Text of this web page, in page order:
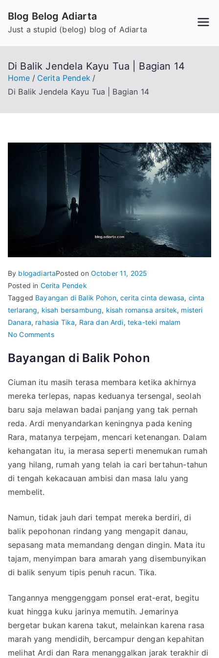
content
Blog Belog Adiarta
Just a stupid (belog) blog of Adiarta
Di Balik Jendela Kayu Tua | Bagian 14
Home
Cerita Pendek
Di Balik Jendela Kayu Tua | Bagian 14
By blogadiartaPosted on October 11, 2025
Posted in Cerita Pendek
Tagged Bayangan di Balik Pohon,cerita cinta dewasa, cinta
terlarang, kisah bersambung, kisah romansa arsitek, misteri
Danara, rahasia Tika, Rara dan Ardi, teka-teki malam
No Commentson
Balik
Kayu
Tua
|
Bayangan di Balik Pohon
Ciuman itu masih terasa membara ketika akhirnya
mereka terlepas, napas keduanya tersengal, seolah
baru saja melawan badai panjang yang tak pernah
reda. Ardi menyandarkan keningnya pada kening
Rara, matanya terpejam, mencari ketenangan. Dalam
kehangatan itu, ia merasa seperti menemukan rumah
yang hilang, rumah yang telah ia cari bertahun-tahun
di tengah kekacauan ambisi dan masa lalu yang
membelit.
Namun, tidak jauh dari tempat mereka berdiri, di
balik pepohonan rindang yang mengapit danau,
sepasang mata memandang dengan dingin. Mata itu
tajam, menyimpan bara amarah yang disembunyikan
di balik senyum tipis penuh racun. Tika.
Tangannya menggenggam ponsel erat-erat, begitu
kuat hingga kuku jarinya memutih. Jemarinya
bergetar bukan karena takut, melainkan karena rasa
marah yang mendidih, bercampur dengan kepahitan
melihat Ardi dan Rara menanggalkan jarak terakhir di